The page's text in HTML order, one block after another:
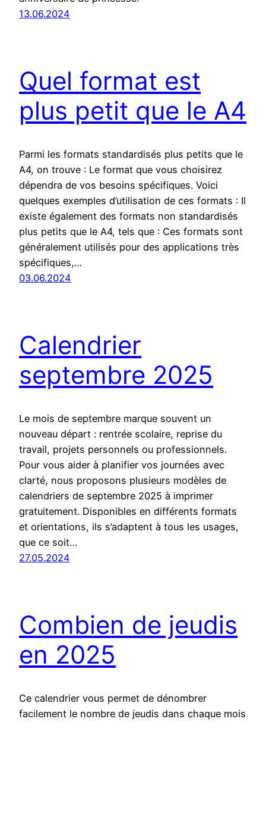
13.06.2024
Quel format est
plus petit que le A4
Parmi les formats standardisés plus petits que le
A4, on trouve : Le format que vous choisirez
dépendra de vos besoins spécifiques. Voici
quelques exemples d’utilisation de ces formats : Il
existe également des formats non standardisés
plus petits que le A4, tels que : Ces formats sont
généralement utilisés pour des applications très
spécifiques,…
03.06.2024
Calendrier
septembre 2025
Le mois de septembre marque souvent un
nouveau départ : rentrée scolaire, reprise du
travail, projets personnels ou professionnels.
Pour vous aider à planifier vos journées avec
clarté, nous proposons plusieurs modèles de
calendriers de septembre 2025 à imprimer
gratuitement. Disponibles en différents formats
et orientations, ils s’adaptent à tous les usages,
que ce soit…
27.05.2024
Combien de jeudis
en 2025
Ce calendrier vous permet de dénombrer
facilement le nombre de jeudis dans chaque mois